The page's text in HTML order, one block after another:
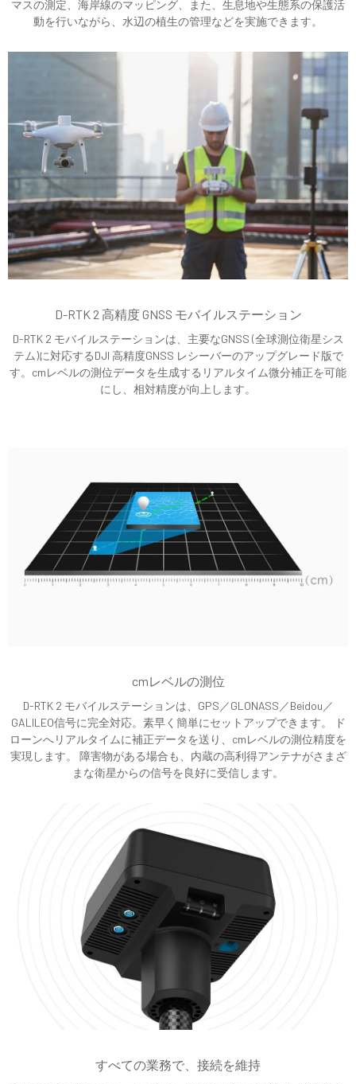
マスの測定、海岸線のマッピング、また、生息地や生態系の保護活
動を行いながら、水辺の植生の管理などを実施できます。
D-RTK 2 高精度 GNSS モバイルステーション
D-RTK 2 モバイルステーションは、主要なGNSS (全球測位衛星シス
テム)に対応するDJI 高精度GNSS レシーバーのアップグレード版で
す。cmレベルの測位データを生成するリアルタイム微分補正を可能
にし、相対精度が向上します。
cmレベルの測位
D-RTK 2 モバイルステーションは、GPS／GLONASS／Beidou／
GALILEO信号に完全対応。素早く簡単にセットアップできます。 ド
ローンへリアルタイムに補正データを送り、cmレベルの測位精度を
実現します。 障害物がある場合も、内蔵の高利得アンテナがさまざ
まな衛星からの信号を良好に受信します。
すべての業務で、接続を維持